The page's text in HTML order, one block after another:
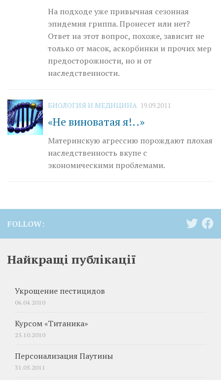
На подходе уже привычная сезонная
эпидемия гриппа. Пронесет или нет?
Ответ на этот вопрос, похоже, зависит не
только от масок, аскорбинки и прочих мер
предосторожности, но и от
наследственности.
БИОЛОГИЯ И МЕДИЦИНА 19.09.2011
«Не виноватая я!..»
Материнскую агрессию порождают плохая
наследственность вкупе с
экономическими проблемами.
FOLLOW:
Найкращі публікації
Укрощение пестицидов
06.04.2010
Курсом «Титаника»
25.10.2010
Персонализация Паутины
31.05.2011